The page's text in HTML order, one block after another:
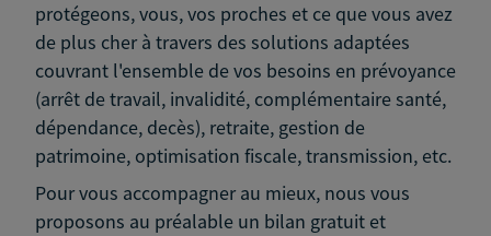
protégeons, vous, vos proches et ce que vous avez
de plus cher à travers des solutions adaptées
couvrant l'ensemble de vos besoins en prévoyance
(arrêt de travail, invalidité, complémentaire santé,
dépendance, decès), retraite, gestion de
patrimoine, optimisation fiscale, transmission, etc.
Pour vous accompagner au mieux, nous vous
proposons au préalable un bilan gratuit et